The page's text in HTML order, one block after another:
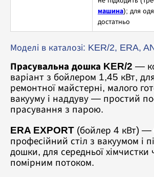
машина); для
достатньо
Моделі в каталозі: KER/2, ERA,
Прасувальна дошка KER/2 —
варіант з бойлером 1,45 кВт,
ремонтної майстерні, малого
вакууму і наддуву — простий
прасування з парою.
ERA EXPORT (бойлер 4 кВт) —
професійний стіл з вакуумом і
дошки, для середньої хімчистки
помірним потоком.